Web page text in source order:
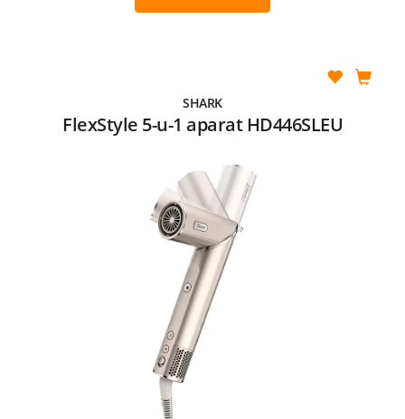
SHARK
FlexStyle 5-u-1 aparat HD446SLEU